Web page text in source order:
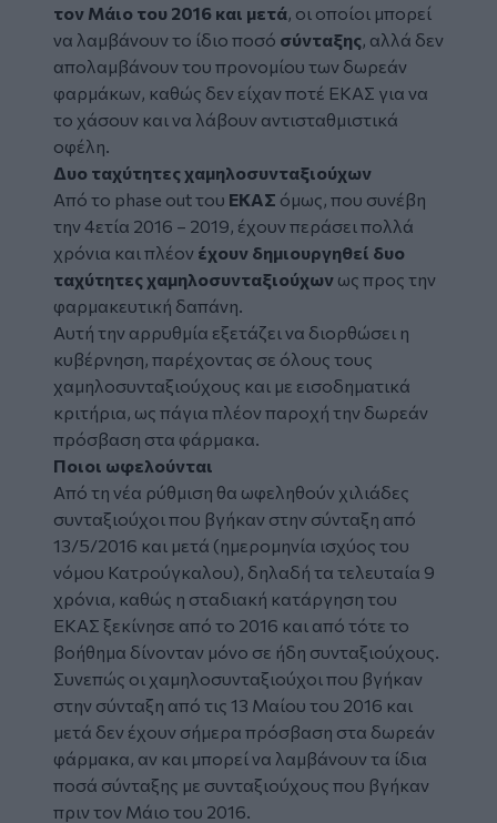
τον Μάιο του 2016 και μετά, οι οποίοι μπορεί
να λαμβάνουν το ίδιο ποσό σύνταξης, αλλά δεν
απολαμβάνουν του προνομίου των δωρεάν
φαρμάκων, καθώς δεν είχαν ποτέ ΕΚΑΣ για να
το χάσουν και να λάβουν αντισταθμιστικά
οφέλη.
Δυο ταχύτητες χαμηλοσυνταξιούχων
Από το phase out του ΕΚΑΣ όμως, που συνέβη
την 4ετία 2016 – 2019, έχουν περάσει πολλά
χρόνια και πλέον έχουν δημιουργηθεί δυο
ταχύτητες χαμηλοσυνταξιούχων ως προς την
φαρμακευτική δαπάνη.
Αυτή την αρρυθμία εξετάζει να διορθώσει η
κυβέρνηση, παρέχοντας σε όλους τους
χαμηλοσυνταξιούχους και με εισοδηματικά
κριτήρια, ως πάγια πλέον παροχή την δωρεάν
πρόσβαση στα φάρμακα.
Ποιοι ωφελούνται
Από τη νέα ρύθμιση θα ωφεληθούν χιλιάδες
συνταξιούχοι που βγήκαν στην σύνταξη από
13/5/2016 και μετά (ημερομηνία ισχύος του
νόμου Κατρούγκαλου), δηλαδή τα τελευταία 9
χρόνια, καθώς η σταδιακή κατάργηση του
ΕΚΑΣ ξεκίνησε από το 2016 και από τότε το
βοήθημα δίνονταν μόνο σε ήδη συνταξιούχους.
Συνεπώς οι χαμηλοσυνταξιούχοι που βγήκαν
στην σύνταξη από τις 13 Μαίου του 2016 και
μετά δεν έχουν σήμερα πρόσβαση στα δωρεάν
φάρμακα, αν και μπορεί να λαμβάνουν τα ίδια
ποσά σύνταξης με συνταξιούχους που βγήκαν
πριν τον Μάιο του 2016.